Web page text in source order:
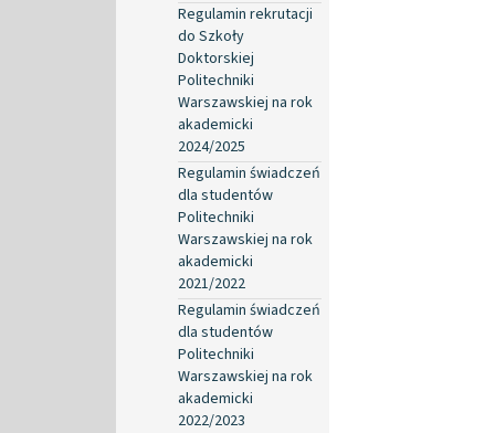
Regulamin rekrutacji
do Szkoły
Doktorskiej
Politechniki
Warszawskiej na rok
akademicki
2024/2025
Regulamin świadczeń
dla studentów
Politechniki
Warszawskiej na rok
akademicki
2021/2022
Regulamin świadczeń
dla studentów
Politechniki
Warszawskiej na rok
akademicki
2022/2023